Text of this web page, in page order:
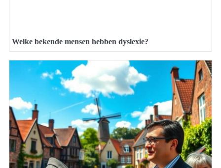
Welke bekende mensen hebben dyslexie?